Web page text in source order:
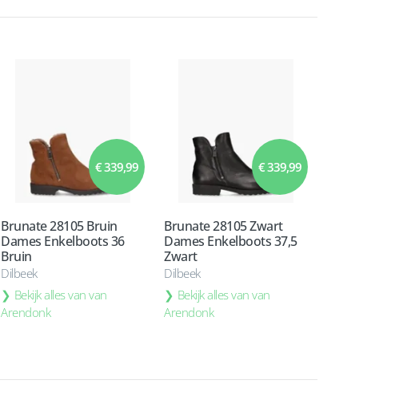
€ 339,99
Brunate 28105 Bruin
Dames Enkelboots 36
Bruin
Dilbeek
Bekijk alles van van
Arendonk
€ 339,99
Brunate 28105 Zwart
Dames Enkelboots 37,5
Zwart
Dilbeek
Bekijk alles van van
Arendonk